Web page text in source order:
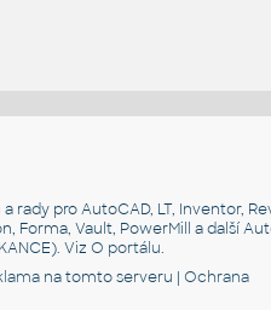
rady pro AutoCAD, LT, Inventor,
Forma, Vault, PowerMill a další
VizO portálu.
na tomto serveru |Ochrana